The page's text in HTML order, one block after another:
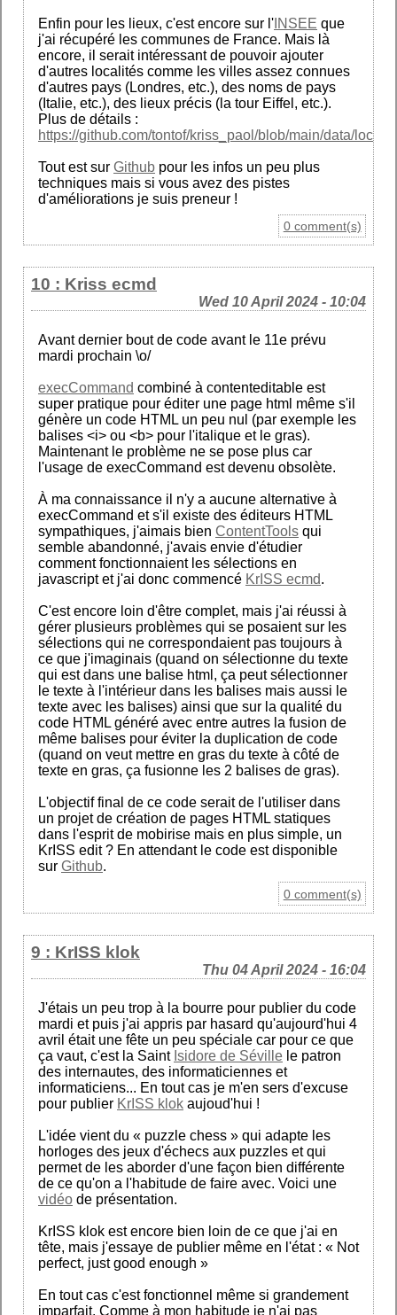
Enfin pour les lieux, c'est encore sur l' INSEE que
j'ai récupéré les communes de France. Mais là
encore, il serait intéressant de pouvoir ajouter
d'autres localités comme les villes assez connues
d'autres pays (Londres, etc.), des noms de pays
(Italie, etc.), des lieux précis (la tour Eiffel, etc.).
Plus de détails :
https://github.com/tontof/kriss_paol/blob/main/data/
Tout est sur Github pour les infos un peu plus
techniques mais si vous avez des pistes
d'améliorations je suis preneur !
0 comment(s)
10 : Kriss ecmd
Wed 10 April 2024 - 10:04
Avant dernier bout de code avant le 11e prévu
mardi prochain \o/
execCommand combiné à contenteditable est
super pratique pour éditer une page html même s'il
génère un code HTML un peu nul (par exemple les
balises <i> ou <b> pour l'italique et le gras).
Maintenant le problème ne se pose plus car
l'usage de execCommand est devenu obsolète.
À ma connaissance il n'y a aucune alternative à
execCommand et s'il existe des éditeurs HTML
sympathiques, j'aimais bien ContentTools qui
semble abandonné, j'avais envie d'étudier
comment fonctionnaient les sélections en
javascript et j'ai donc commencé KrISS ecmd.
C'est encore loin d'être complet, mais j'ai réussi à
gérer plusieurs problèmes qui se posaient sur les
sélections qui ne correspondaient pas toujours à
ce que j'imaginais (quand on sélectionne du texte
qui est dans une balise html, ça peut sélectionner
le texte à l'intérieur dans les balises mais aussi le
texte avec les balises) ainsi que sur la qualité du
code HTML généré avec entre autres la fusion de
même balises pour éviter la duplication de code
(quand on veut mettre en gras du texte à côté de
texte en gras, ça fusionne les 2 balises de gras).
L'objectif final de ce code serait de l'utiliser dans
un projet de création de pages HTML statiques
dans l'esprit de mobirise mais en plus simple, un
KrISS edit ? En attendant le code est disponible
sur Github.
0 comment(s)
9 : KrISS klok
Thu 04 April 2024 - 16:04
J'étais un peu trop à la bourre pour publier du code
mardi et puis j'ai appris par hasard qu'aujourd'hui 4
avril était une fête un peu spéciale car pour ce que
ça vaut, c'est la Saint Isidore de Séville le patron
des internautes, des informaticiennes et
informaticiens... En tout cas je m'en sers d'excuse
pour publier KrISS klok aujoud'hui !
L'idée vient du « puzzle chess » qui adapte les
horloges des jeux d'échecs aux puzzles et qui
permet de les aborder d'une façon bien différente
de ce qu'on a l'habitude de faire avec. Voici une
vidéo de présentation.
KrISS klok est encore bien loin de ce que j'ai en
tête, mais j'essaye de publier même en l'état : « Not
perfect, just good enough »
En tout cas c'est fonctionnel même si grandement
imparfait. Comme à mon habitude je n'ai pas